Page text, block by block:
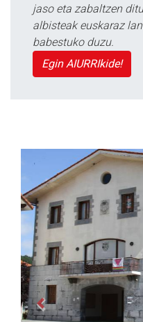
jaso eta zabaltzen
albisteak euskaraz
babestuko duzu.
Egin AIURRIkide!
Previous